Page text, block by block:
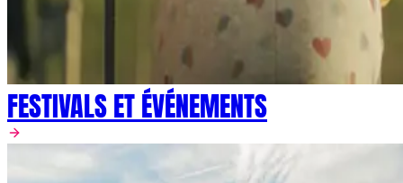
FESTIVALS ET ÉVÉNEMENTS